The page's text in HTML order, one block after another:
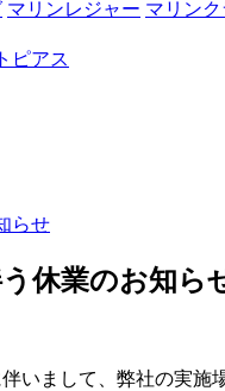
マリンレジャー マリンク
らせ
休業のお知ら
いまして、弊社の実